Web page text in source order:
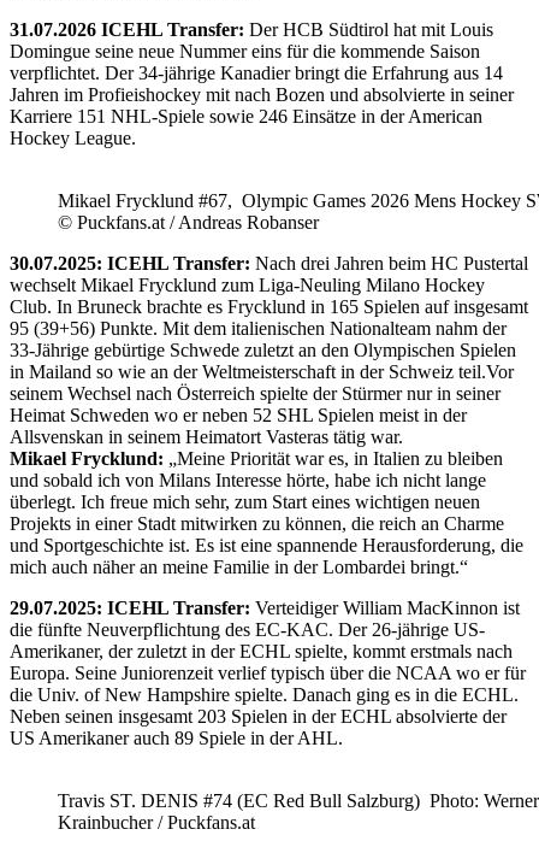
31.07.2026 ICEHL Transfer: Der HCB Südtirol hat mit Louis
Domingue seine neue Nummer eins für die kommende Saison
verpflichtet. Der 34-jährige Kanadier bringt die Erfahrung aus 14
Jahren im Profieishockey mit nach Bozen und absolvierte in seiner
Karriere 151 NHL-Spiele sowie 246 Einsätze in der American
Hockey League.
Mikael Frycklund #67, Olympic Games 2026 Mens Hockey
© Puckfans.at / Andreas Robanser
30.07.2025: ICEHL Transfer: Nach drei Jahren beim HC Pustertal
wechselt Mikael Frycklund zum Liga-Neuling Milano Hockey
Club. In Bruneck brachte es Frycklund in 165 Spielen auf insgesamt
95 (39+56) Punkte. Mit dem italienischen Nationalteam nahm der
33-Jährige gebürtige Schwede zuletzt an den Olympischen Spielen
in Mailand so wie an der Weltmeisterschaft in der Schweiz teil.Vor
seinem Wechsel nach Österreich spielte der Stürmer nur in seiner
Heimat Schweden wo er neben 52 SHL Spielen meist in der
Allsvenskan in seinem Heimatort Vasteras tätig war.
Mikael Frycklund: „Meine Priorität war es, in Italien zu bleiben
und sobald ich von Milans Interesse hörte, habe ich nicht lange
überlegt. Ich freue mich sehr, zum Start eines wichtigen neuen
Projekts in einer Stadt mitwirken zu können, die reich an Charme
und Sportgeschichte ist. Es ist eine spannende Herausforderung, die
mich auch näher an meine Familie in der Lombardei bringt.“
29.07.2025: ICEHL Transfer: Verteidiger William MacKinnon ist
die fünfte Neuverpflichtung des EC-KAC. Der 26-jährige US-
Amerikaner, der zuletzt in der ECHL spielte, kommt erstmals nach
Europa. Seine Juniorenzeit verlief typisch über die NCAA wo er für
die Univ. of New Hampshire spielte. Danach ging es in die ECHL.
Neben seinen insgesamt 203 Spielen in der ECHL absolvierte der
US Amerikaner auch 89 Spiele in der AHL.
Travis ST. DENIS #74 (EC Red Bull Salzburg) Photo: Werner
Krainbucher / Puckfans.at